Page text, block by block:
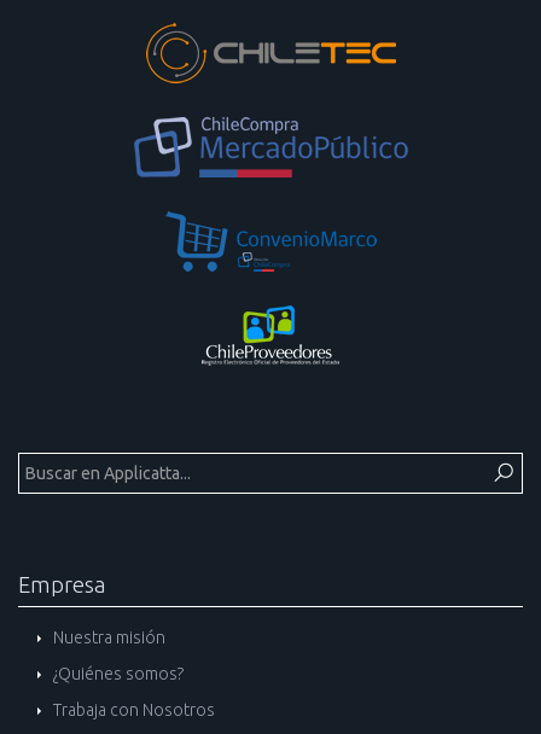
Empresa
Nuestra misión
¿Quiénes somos?
Trabaja con Nosotros